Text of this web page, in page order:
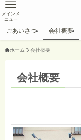
メインメ
ニュー
ごあいさつ 会社概要
ホーム 会社概要
会社概要